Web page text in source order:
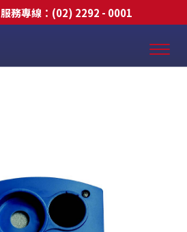
服務專線： (02) 2292 - 0001